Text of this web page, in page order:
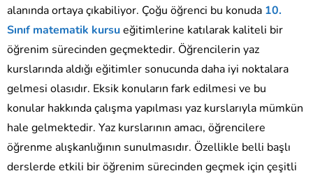
alanında ortaya çıkabiliyor. Çoğu öğrenci bu konuda 10.
Sınıf matematik kursueğitimlerine katılarak kaliteli bir
öğrenim sürecinden geçmektedir. Öğrencilerin yaz
kurslarında aldığı eğitimler sonucunda daha iyi noktalara
gelmesi olasıdır. Eksik konuların fark edilmesi ve bu
konular hakkında çalışma yapılması yaz kurslarıyla mümkün
hale gelmektedir. Yaz kurslarının amacı, öğrencilere
öğrenme alışkanlığının sunulmasıdır. Özellikle belli başlı
derslerde etkili bir öğrenim sürecinden geçmek için çeşitli